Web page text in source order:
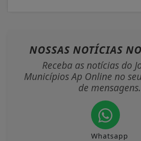
NOSSAS NOTÍCIAS
Receba as notícias do
Municípios Ap Online no
de mensagens.
Whatsapp